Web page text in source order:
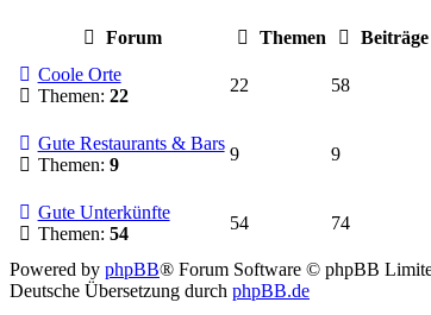
Forum Themen Beiträge
Coole Orte
Themen: 22
22 58
Gute Restaurants & Bars
Themen: 9
9 9
Gute Unterkünfte
Themen: 54
54 74
Powered by phpBB® Forum Software © phpBB
Deutsche Übersetzung durch phpBB.de